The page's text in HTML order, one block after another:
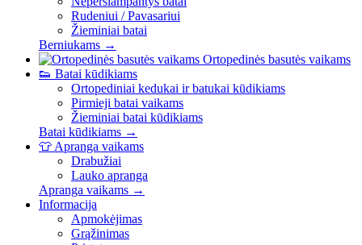
Rudeniui / Pavasariui
Žieminiai batai
Berniukams →
Ortopedinės basutės vaikams
👟 Batai kūdikiams
Ortopediniai kedukai ir batukai kūdikiams
Pirmieji batai vaikams
Žieminiai batai kūdikiams
Batai kūdikiams →
👕Apranga vaikams
Drabužiai
Lauko apranga
Apranga vaikams →
Informacija
Apmokėjimas
Grąžinimas